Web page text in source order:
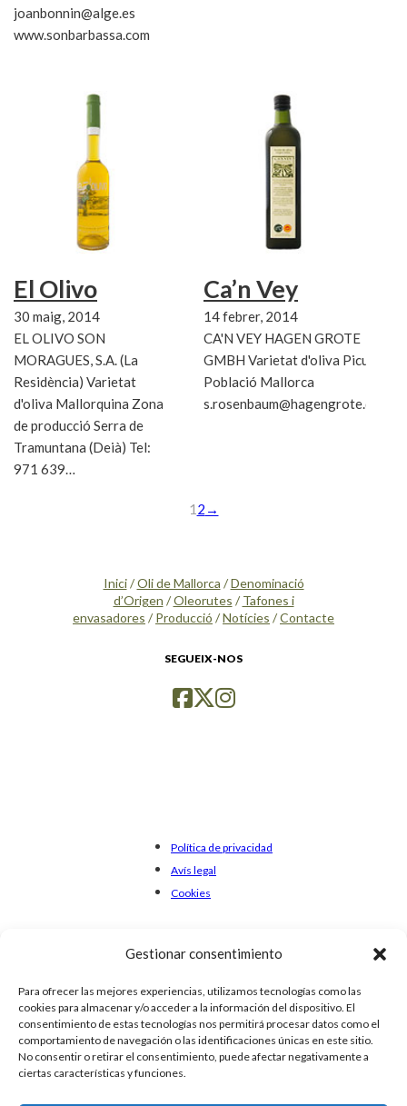
Gestionar consentimiento
Para ofrecer las mejores experiencias, utilizamos tecnologías como las
cookies para almacenar y/o acceder a la información del dispositivo. El
consentimiento de estas tecnologías nos permitirá procesar datos como el
comportamiento de navegación o las identificaciones únicas en este sitio.
No consentir o retirar el consentimiento, puede afectar negativamente a
ciertas características y funciones.
joanbonnin@alge.es
www.sonbarbassa.com
El Olivo
30 maig, 2014
EL OLIVO SON
MORAGUES, S.A. (La
Residència) Varietat
d'oliva Mallorquina Zona
de producció Serra de
Tramuntana (Deià) Tel:
971 639…
Ca’n Vey
14 febrer, 2014
CA'N VEY HAGEN GROTE
GMBH Varietat d'oliva Picual
Població Mallorca
s.rosenbaum@hagengrote.de
1 2 →
Inici/Oli de Mallorca /Denominació
d’Origen /Oleorutes / Tafones i
envasadores / Producció /Notícies /Contacte
SEGUEIX-NOS
Política de privacidad
Avís legal
Cookies